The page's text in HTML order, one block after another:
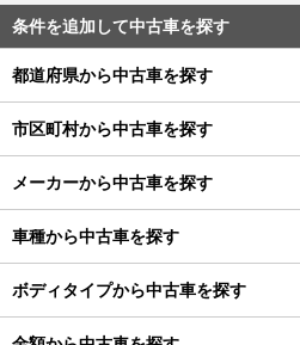
条件を追加して中古車を探す
都道府県から中古車を探す
市区町村から中古車を探す
メーカーから中古車を探す
車種から中古車を探す
ボディタイプから中古車を探す